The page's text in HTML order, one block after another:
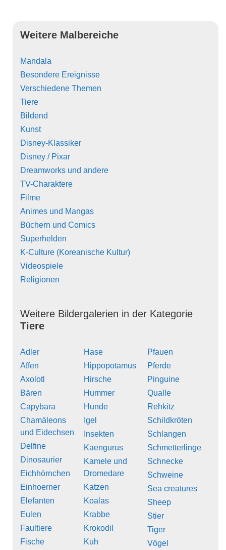
Weitere Malbereiche
Mandala
Besondere Ereignisse
Verschiedene Themen
Tiere
Bildend
Kunst
Disney-Klassiker
Disney / Pixar
Dreamworks und andere
TV-Charaktere
Filme
Animes und Mangas
Büchern und Comics
Superhelden
K-Culture (Koreanische Kultur)
Videospiele
Religionen
Weitere Bildergalerien in der Kategorie
Tiere
Adler
Affen
Axolotl
Bären
Capybara
Chamäleons
und Eidechsen
Delfine
Dinosaurier
Eichhörnchen
Einhoerner
Elefanten
Eulen
Faultiere
Fische
Hase
Hippopotamus
Hirsche
Hummer
Hunde
Igel
Insekten
Kaengurus
Kamele und
Dromedare
Katzen
Koalas
Krabbe
Krokodil
Kuh
Pfauen
Pferde
Pinguine
Qualle
Rehkitz
Schildkröten
Schlangen
Schmetterlinge
Schnecke
Schweine
Sea creatures
Sheep
Stier
Tiger
Vögel